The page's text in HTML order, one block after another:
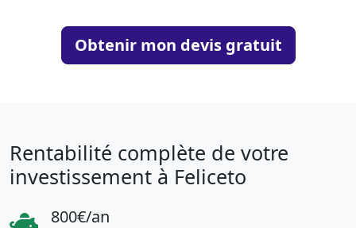
Obtenir mon devis gratuit
Rentabilité complète de votre
investissement à Feliceto
800€/an